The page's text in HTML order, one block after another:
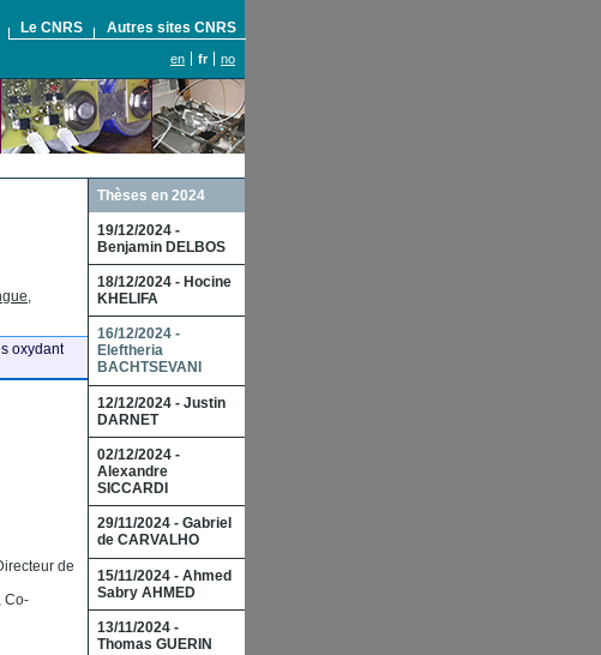
Le CNRS Autres sites CNRS
en fr no
Thèses en 2024
19/12/2024 -
Benjamin DELBOS
18/12/2024 - Hocine
KHELIFA
16/12/2024 -
Eleftheria
BACHTSEVANI
12/12/2024 - Justin
DARNET
02/12/2024 -
Alexandre
SICCARDI
29/11/2024 - Gabriel
de CARVALHO
15/11/2024 - Ahmed
Sabry AHMED
13/11/2024 -
Thomas GUERIN
oxydant
de
Co-